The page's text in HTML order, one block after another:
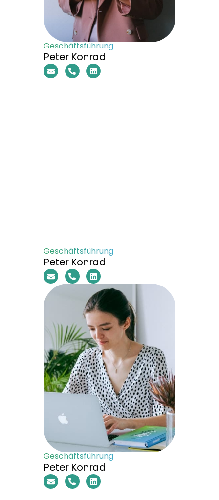
Geschäftsführung
Peter Konrad
Geschäftsführung
Peter Konrad
Geschäftsführung
Peter Konrad